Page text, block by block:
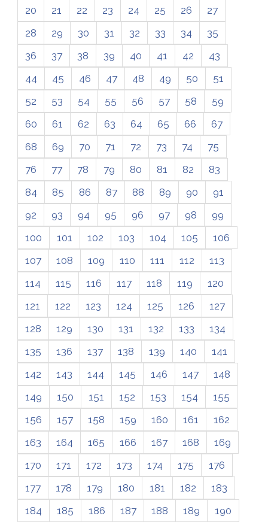
20
21 22 23 24 25 26
27
28
29 30 31 32 33 34
35
36
37 38 39 40 41 42
43
44
45 46 47 48 49 50
51
52
53 54 55 56 57 58
59
60
61 62 63 64 65 66
67
68
69 70 71 72 73 74
75
76
77 78 79 80 81 82
83
84
85 86 87 88 89 90
91
92
93 94 95 96 97 98
99
100
101 102 103 104 105
106
107
108 109 110 111 112
113
114
115 116 117 118 119
120
121
122 123 124 125 126
127
128
129 130 131 132 133
134
135
136 137 138 139 140
141
142
143 144 145 146 147
148
149
150 151 152 153 154
155
156
157 158 159 160 161
162
163
164 165 166 167 168
169
170
171 172 173 174 175
176
177
178 179 180 181 182
183
184
185 186 187 188 189
190